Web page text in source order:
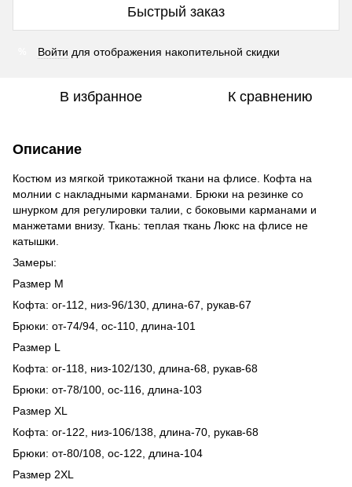
Быстрый заказ
Войти для отображения накопительной скидки
В избранное К сравнению
Описание
Костюм из мягкой трикотажной ткани на флисе. Кофта на
молнии с накладными карманами. Брюки на резинке со
шнурком для регулировки талии, с боковыми карманами и
манжетами внизу. Ткань: теплая ткань Люкс на флисе не
катышки.
Замеры:
Размер M
Кофта: ог-112, низ-96/130, длина-67, рукав-67
Брюки: от-74/94, ос-110, длина-101
Размер L
Кофта: ог-118, низ-102/130, длина-68, рукав-68
Брюки: от-78/100, ос-116, длина-103
Размер XL
Кофта: ог-122, низ-106/138, длина-70, рукав-68
Брюки: от-80/108, ос-122, длина-104
Размер 2XL